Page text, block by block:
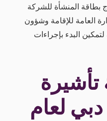
بطاقة المنشأة للشركة
العامة للإقامة وشؤون
لتمكين البدء بإجراءات
لعام